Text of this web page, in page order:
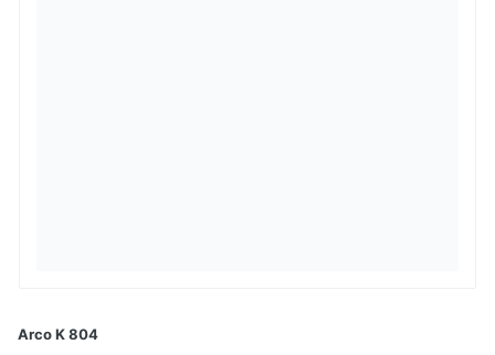
Arco K 804